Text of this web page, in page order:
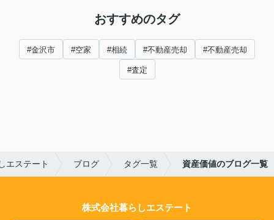
おすすめのタグ
#金沢市 #空家 #相続 #不動産売却 #不動産売却
#査定
エステート ブログ タグ一覧 資産価値のブログ一覧
株式会社暮らしエステート